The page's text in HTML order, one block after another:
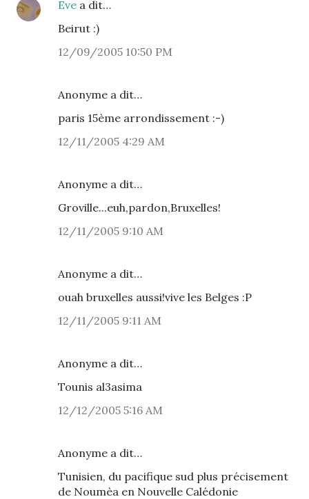
Eve a dit…
Beirut :)
12/09/2005 10:50 PM
Anonyme a dit…
paris 15ème arrondissement :-)
12/11/2005 4:29 AM
Anonyme a dit…
Groville...euh,pardon,Bruxelles!
12/11/2005 9:10 AM
Anonyme a dit…
ouah bruxelles aussi!vive les Belges :P
12/11/2005 9:11 AM
Anonyme a dit…
Tounis al3asima
12/12/2005 5:16 AM
Anonyme a dit…
Tunisien, du pacifique sud plus précisement
de Noumèa en Nouvelle Calédonie